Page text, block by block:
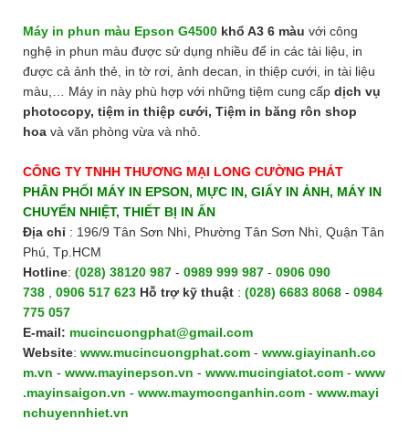
Máy in phun màu Epson G4500 khổ A3 6 màu với công
nghệ in phun màu được sử dụng nhiều để in các tài liệu, in
được cả ảnh thẻ, in tờ rơi, ảnh decan, in thiệp cưới, in tài liệu
màu,… Máy in này phù hợp với những tiệm cung cấp dịch vụ
photocopy, tiệm in thiệp cưới, Tiệm in băng rôn shop
hoa và văn phòng vừa và nhỏ.
CÔNG TY TNHH THƯƠNG MẠI LONG CƯỜNG PHÁT
PHÂN PHỐI MÁY IN EPSON, MỰC IN, GIẤY IN ẢNH, MÁY IN
CHUYỂN NHIỆT, THIẾT BỊ IN ẤN
Địa chỉ : 196/9 Tân Sơn Nhì, Phường Tân Sơn Nhì, Quận Tân
Phú, Tp.HCM
Hotline: (028) 38120 987 - 0989 999 987 - 0906 090
738
0906 517 623 Hỗ trợ kỹ thuật : (028) 6683 8068 - 0984
775 057
E-mail: mucincuongphat@gmail.com
Website: www.mucincuongphat.com - www.giayinanh.co
m.vn - www.mayinepson.vn - www.mucingiatot.com - www
.mayinsaigon.vn - www.maymocnganhin.com - www.mayi
nchuyennhiet.vn